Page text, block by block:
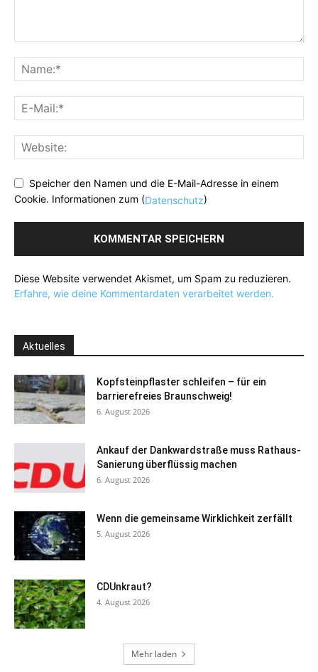
Speicher den Namen und die E-Mail-Adresse in einem
Cookie. Informationen zum (Datenschutz)
Diese Website verwendet Akismet, um Spam zu reduzieren.
Erfahre, wie deine Kommentardaten verarbeitet werden.
Aktuelles
Kopfsteinpflaster schleifen – für ein
barrierefreies Braunschweig!
6. August 2026
Ankauf der Dankwardstraße muss Rathaus-
Sanierung überflüssig machen
6. August 2026
Wenn die gemeinsame Wirklichkeit zerfällt
5. August 2026
CDUnkraut?
4. August 2026
Mehr laden